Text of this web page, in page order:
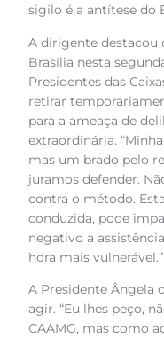
sigilo é a antítese do
A dirigente destacou
Brasília nesta
Presidentes das
retirar
para a ameaça de
extraordinária.
mas um brado pelo
juramos defender.
contra o método.
conduzida, pode
negativo a
hora mais vulnerável.”
A Presidente Ângela
agir. “Eu lhes peço,
CAAMG, mas como